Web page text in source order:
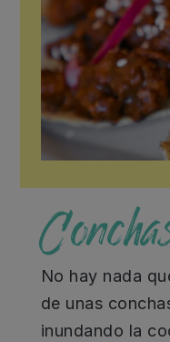
No hay nada
de unas
inundando la